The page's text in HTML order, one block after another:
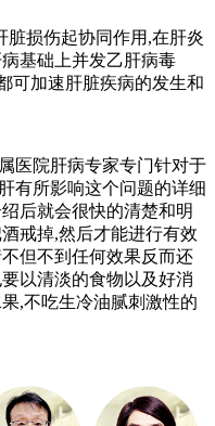
损伤起协同作用,在肝炎
基础上并发乙肝病毒
可加速肝脏疾病的发生和
院肝病专家专门针对于
有所影响这个问题的详细
后就会很快的清楚和明
戒掉,然后才能进行有效
但不到任何效果反而还
以清淡的食物以及好消
,不吃生冷油腻刺激性的